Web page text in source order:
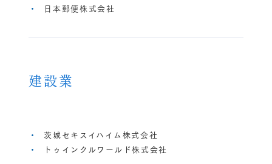
日本郵便株式会社
建設業
茨城セキスイハイム株式会社
トゥインクルワールド株式会社